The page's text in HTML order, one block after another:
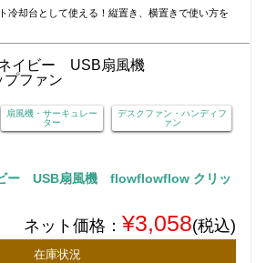
冷却台として使える！縦置き、横置きで使い方を
扇風機・サーキュレー
ター
デスクファン・ハンディフ
ァン
ー USB扇風機 flowflowflow クリッ
ネット価格： ¥3,058(税込)
在庫状況